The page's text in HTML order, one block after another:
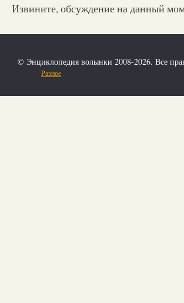
Извините, обсуждение на данный
© Энциклопедия волынки 2008-2026. Все
Разное